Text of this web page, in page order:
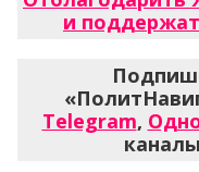
и
Telegram,
каналы